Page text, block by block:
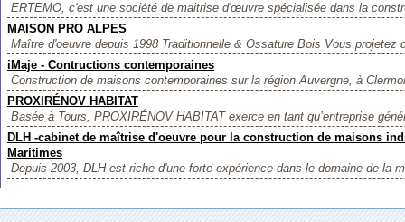
ERTEMO, c'est une société de maitrise d'œuvre spécialisée dans la
MAISON PRO ALPES
Maître d'oeuvre depuis 1998 Traditionnelle & Ossature Bois Vous projetez
iMaje - Contructions contemporaines
Construction de maisons contemporaines sur la région Auvergne, à
PROXIRÉNOV HABITAT
Basée à Tours, PROXIRÉNOV HABITAT exerce en tant qu’entreprise
DLH -cabinet de maîtrise d'oeuvre pour la construction de maisons
Maritimes
Depuis 2003, DLH est riche d'une forte expérience dans le domaine de la